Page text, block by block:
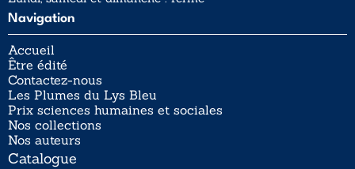
Navigation
Accueil
Être édité
Contactez-nous
Les Plumes du Lys Bleu
Prix sciences humaines et sociales
Nos collections
Nos auteurs
Catalogue